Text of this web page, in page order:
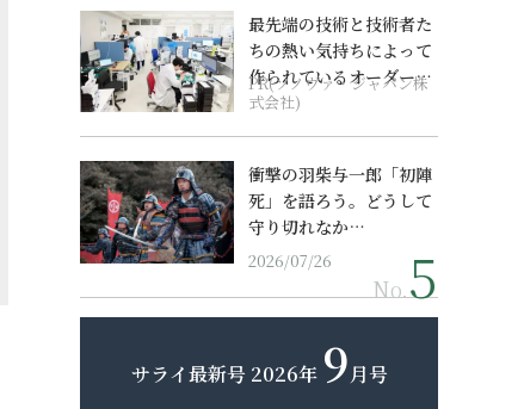
最先端の技術と技術者た
ちの熱い気持ちによって
作られているオーダーメ
イド補聴器
PR(ソノヴァ・ジャパン株
式会社)
衝撃の羽柴与一郎「初陣
死」を語ろう。どうして
守り切れなか…
2026/07/26
No.
サライ最新号 2026年 9月号